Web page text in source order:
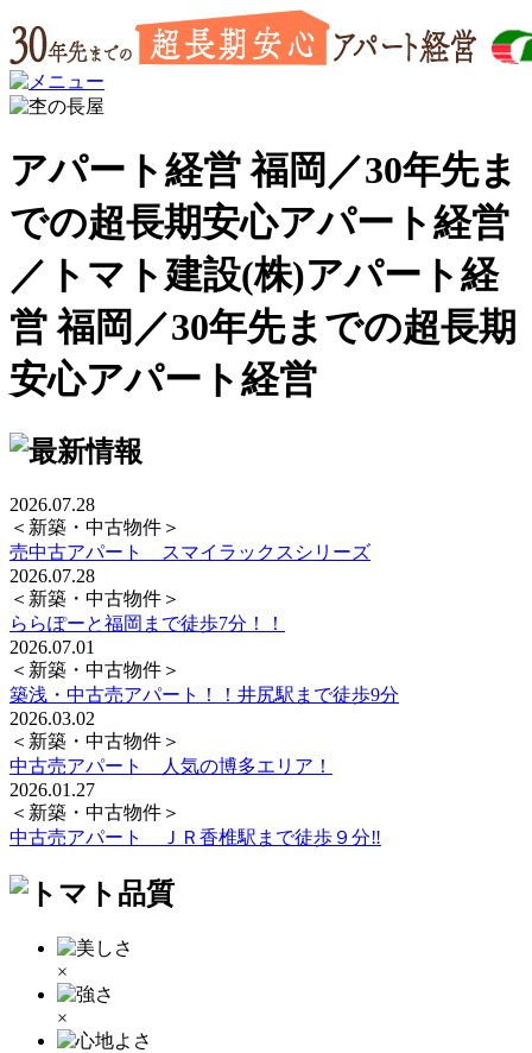
アパート経営 福岡／30年先ま
での超長期安心アパート経営
／トマト建設(株)アパート経
営 福岡／30年先までの超長期
安心アパート経営
2026.07.28
＜新築・中古物件＞
売中古アパート スマイラックスシリーズ
2026.07.28
＜新築・中古物件＞
ららぽーと福岡まで徒歩7分！！
2026.07.01
＜新築・中古物件＞
築浅・中古売アパート！！井尻駅まで徒歩9分
2026.03.02
＜新築・中古物件＞
中古売アパート 人気の博多エリア！
2026.01.27
＜新築・中古物件＞
中古売アパート ＪＲ香椎駅まで徒歩９分‼
×
×